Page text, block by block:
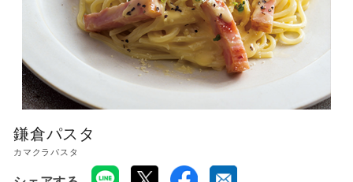
ららぽーと磐田のWEBサイト
鎌倉パスタ
カマクラパスタ